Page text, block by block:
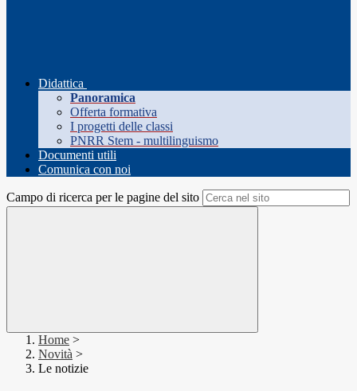
Didattica
Panoramica
Offerta formativa
I progetti delle classi
PNRR Stem - multilinguismo
Documenti utili
Comunica con noi
Campo di ricerca per le pagine del sito
Home >
Novità >
Le notizie